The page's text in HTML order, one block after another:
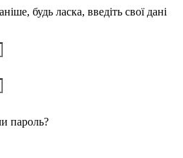
будь ласка, введіть свої дані
пароль?